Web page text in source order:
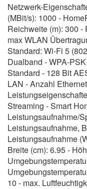
Netzwerk-
(MBit/s): 1000 -
Reichweite (m): 300
max WLAN
Standard: Wi-Fi 5
Dualband - WPA-
Standard - 128 Bit
LAN - Anzahl
Streaming - Smart
Leistungsaufnahme/
Leistungsaufnahme,
Leistungsaufnahme
Breite (cm): 6.95 -
10 - max.